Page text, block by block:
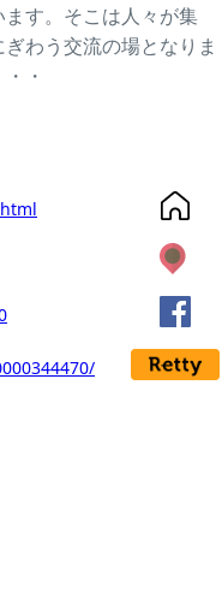
す。そこは人々が集
わう交流の場となりま
・